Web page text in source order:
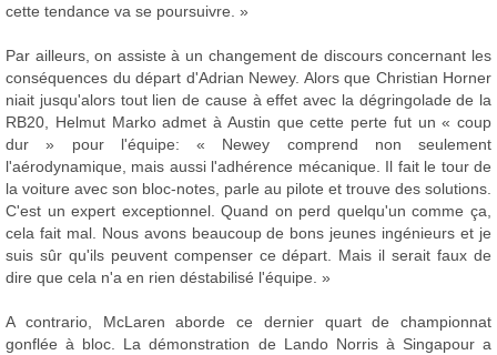
cette tendance va se poursuivre. »
Par ailleurs, on assiste à un changement de discours concernant les
conséquences du départ d'Adrian Newey. Alors que Christian Horner
niait jusqu'alors tout lien de cause à effet avec la dégringolade de la
RB20, Helmut Marko admet à Austin que cette perte fut un « coup
dur » pour l'équipe: « Newey comprend non seulement
l'aérodynamique, mais aussi l'adhérence mécanique. Il fait le tour de
la voiture avec son bloc-notes, parle au pilote et trouve des solutions.
C'est un expert exceptionnel. Quand on perd quelqu'un comme ça,
cela fait mal. Nous avons beaucoup de bons jeunes ingénieurs et je
suis sûr qu'ils peuvent compenser ce départ. Mais il serait faux de
dire que cela n'a en rien déstabilisé l'équipe. »
A contrario, McLaren aborde ce dernier quart de championnat
gonflée à bloc. La démonstration de Lando Norris à Singapour a